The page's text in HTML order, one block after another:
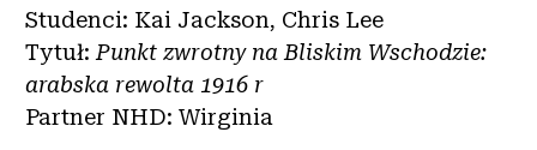
Studenci: Kai Jackson, Chris Lee
Tytuł:Punkt zwrotny na Bliskim Wschodzie:
arabska rewolta 1916 r
Partner NHD: Wirginia